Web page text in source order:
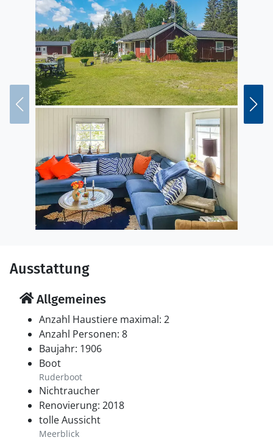
diesem einladenden Ferienhaus.
Ausstattung
Allgemeines
Anzahl Haustiere maximal: 2
Anzahl Personen: 8
Baujahr: 1906
Boot
Ruderboot
Nichtraucher
Renovierung: 2018
tolle Aussicht
Meerblick